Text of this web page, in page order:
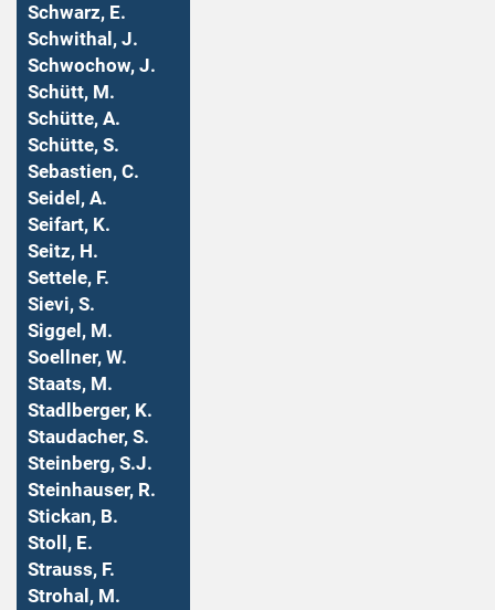
Schwarz, E.
Schwithal, J.
Schwochow, J.
Schütt, M.
Schütte, A.
Schütte, S.
Sebastien, C.
Seidel, A.
Seifart, K.
Seitz, H.
Settele, F.
Sievi, S.
Siggel, M.
Soellner, W.
Staats, M.
Stadlberger, K.
Staudacher, S.
Steinberg, S.J.
Steinhauser, R.
Stickan, B.
Stoll, E.
Strauss, F.
Strohal, M.